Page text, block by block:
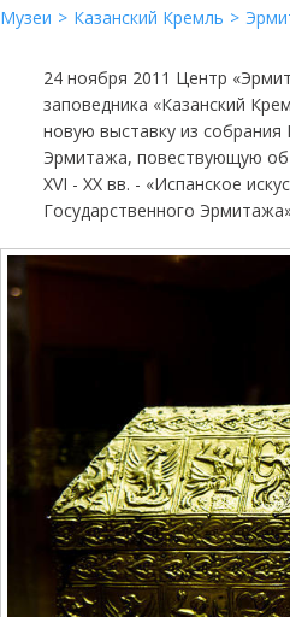
Музеи Казанский Кремль
24 ноября 2011 Центр
заповедника «Казанский
новую выставку из собрания
Эрмитажа, повествующую об
XVI - XX вв. - «Испанское
Государственного